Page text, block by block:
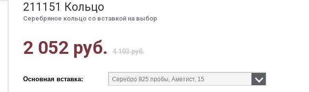
211151 Кольцо
Серебряное кольцо со вставкой на выбор
2 052 руб. 4 103 руб.
Основная вставка: